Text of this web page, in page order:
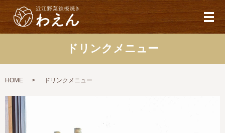
メ
ドリンクメニュー
HOME ドリンクメニュー